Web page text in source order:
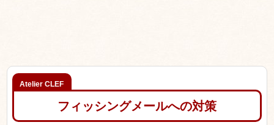
フィッシングメールへの対策